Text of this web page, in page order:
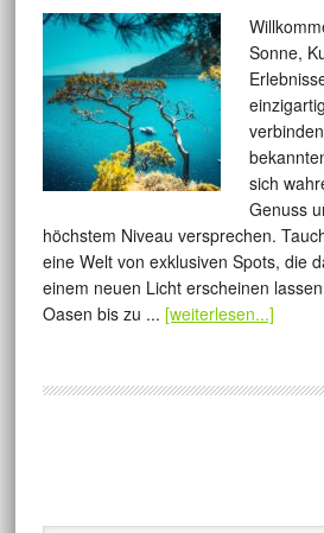
Sonne,
sich
Genuss
höchstem Niveau versprechen.
eine Welt von exklusiven Spots, die
einem neuen Licht erscheinen
Oasen bis zu ... [weiterlesen...]